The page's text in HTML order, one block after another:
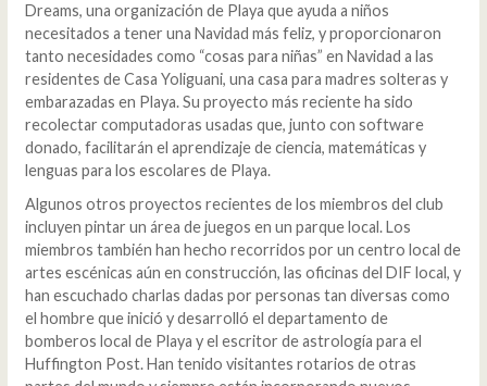
Dreams, una organización de Playa que ayuda a niños
necesitados a tener una Navidad más feliz, y proporcionaron
tanto necesidades como “cosas para niñas” en Navidad a las
residentes de Casa Yoliguani, una casa para madres solteras y
embarazadas en Playa. Su proyecto más reciente ha sido
recolectar computadoras usadas que, junto con software
donado, facilitarán el aprendizaje de ciencia, matemáticas y
lenguas para los escolares de Playa.
Algunos otros proyectos recientes de los miembros del club
incluyen pintar un área de juegos en un parque local. Los
miembros también han hecho recorridos por un centro local de
artes escénicas aún en construcción, las oficinas del DIF local, y
han escuchado charlas dadas por personas tan diversas como
el hombre que inició y desarrolló el departamento de
bomberos local de Playa y el escritor de astrología para el
Huffington Post. Han tenido visitantes rotarios de otras